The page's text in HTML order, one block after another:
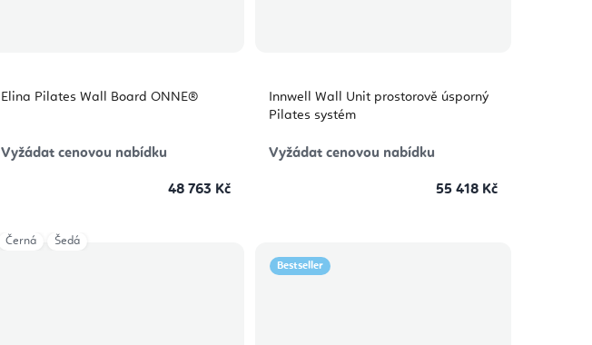
Elina Pilates Wall Board ONNE®
Vyžádat cenovou nabídku
48 763 Kč
Innwell Wall Unit prostorově úsporný
Pilates systém
Vyžádat cenovou nabídku
55 418 Kč
Černá Šedá
Bestseller